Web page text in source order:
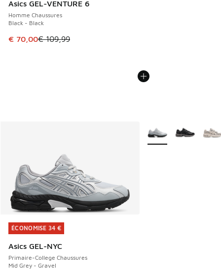
Asics GEL-VENTURE 6
Homme Chaussures
Black - Black
Cet article est en promotion. Prix en baisse de € 109,99 à
€ 70,00€ 109,99
ÉCONOMISE 34 €
Asics GEL-NYC
Primaire-College Chaussures
Mid Grey - Gravel
ÉCONOMISE 34 €
Plus de couleurs